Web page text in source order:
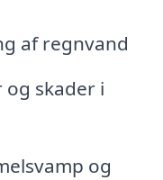
af regnvand
skader i
og